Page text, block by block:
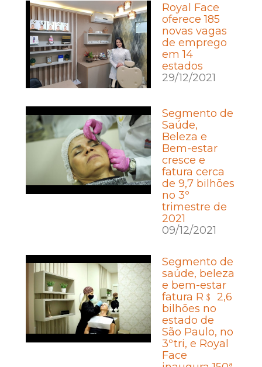
Royal Face
oferece 185
novas vagas
de emprego
em 14
estados
29/12/2021
Segmento de
Saúde,
Beleza e
Bem-estar
cresce e
fatura cerca
de 9,7 bilhões
no 3º
trimestre de
2021
09/12/2021
Segmento de
saúde, beleza
e bem-estar
fatura R﹩ 2,6
bilhões no
estado de
São Paulo, no
3ºtri, e Royal
Face